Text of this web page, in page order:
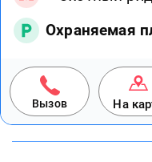
Охраняемая
Вызов На